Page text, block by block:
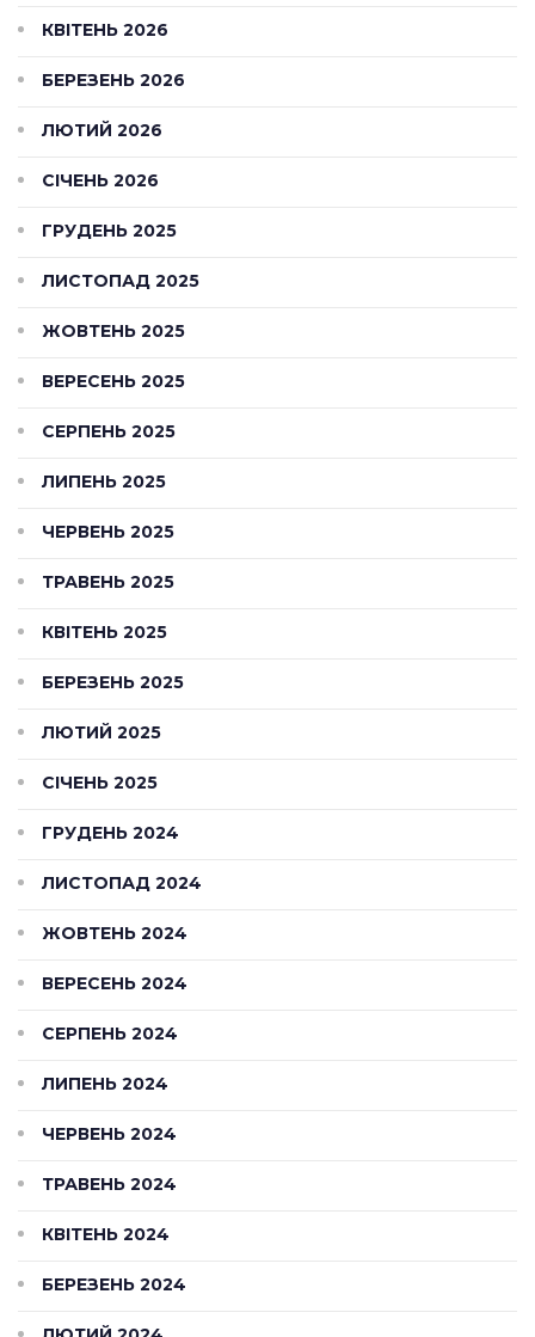
КВІТЕНЬ 2026
БЕРЕЗЕНЬ 2026
ЛЮТИЙ 2026
СІЧЕНЬ 2026
ГРУДЕНЬ 2025
ЛИСТОПАД 2025
ЖОВТЕНЬ 2025
ВЕРЕСЕНЬ 2025
СЕРПЕНЬ 2025
ЛИПЕНЬ 2025
ЧЕРВЕНЬ 2025
ТРАВЕНЬ 2025
КВІТЕНЬ 2025
БЕРЕЗЕНЬ 2025
ЛЮТИЙ 2025
СІЧЕНЬ 2025
ГРУДЕНЬ 2024
ЛИСТОПАД 2024
ЖОВТЕНЬ 2024
ВЕРЕСЕНЬ 2024
СЕРПЕНЬ 2024
ЛИПЕНЬ 2024
ЧЕРВЕНЬ 2024
ТРАВЕНЬ 2024
КВІТЕНЬ 2024
БЕРЕЗЕНЬ 2024